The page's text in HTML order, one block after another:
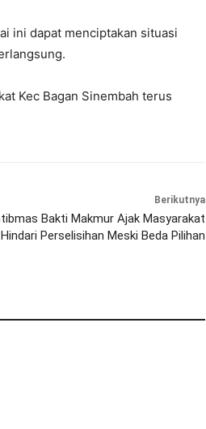
ini dapat menciptakan situasi
Kec Bagan Sinembah terus
Berikutnya
Bakti Makmur Ajak Masyarakat
Hindari Perselisihan Meski Beda Pilihan